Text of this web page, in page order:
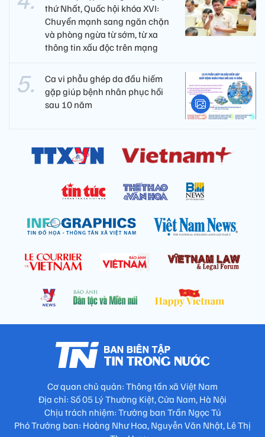
thứ Nhất, Quốc hội khóa XVI:
Chuyển mạnh sang ngăn chặn
và phòng ngừa từ sớm, từ xa
thông tin xấu độc trên mạng
Ca vi phẫu ghép da đầu hiếm
gặp giúp bệnh nhân phục hồi
sau 10 năm
Cơ quan chủ quản: Thông tấn xã Việt Nam
Địa chỉ: Số 05 Lý Thường Kiệt, Cửa Nam, Hà Nội
Chịu trách nhiệm: Trưởng ban Trần Ngọc Tú
Phó Trưởng ban: Hoàng Như Hoa, Nguyễn Văn Nhật, Lê Thị